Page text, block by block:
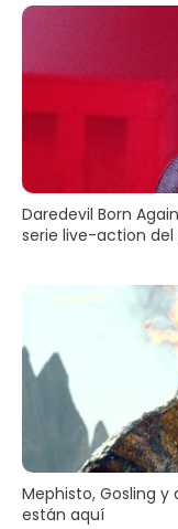
Daredevil Born
serie live-action del
Mephisto, Gosling y
están aquí